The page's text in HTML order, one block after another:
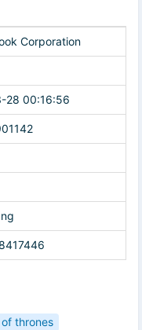
Corporation
28 00:16:56
thrones